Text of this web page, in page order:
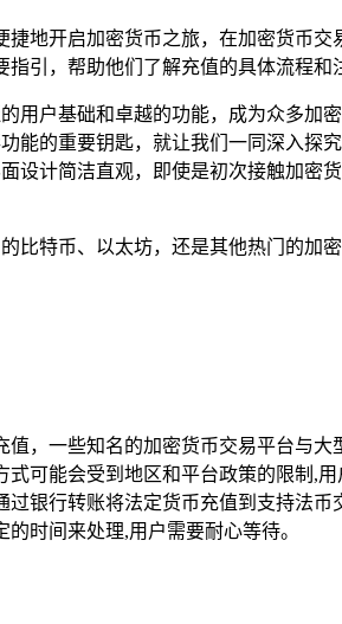
捷地开启加密货币之旅，在加密货币
引，帮助他们了解充值的具体流程和
用户基础和卓越的功能，成为众多加
的重要钥匙，就让我们一同深入探
计简洁直观，即使是初次接触加密
比特币、以太坊，还是其他热门的加
，一些知名的加密货币交易平台与
可能会受到地区和平台政策的限制,用
银行转账将法定货币充值到支持法
时间来处理,用户需要耐心等待。